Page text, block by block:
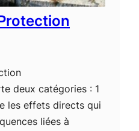
deux catégories : 1
les effets directs qui
liées à